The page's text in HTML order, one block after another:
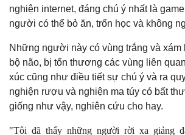
nghiện internet, đáng chú ý nhất là
người có thể bỏ ăn, trốn học và không
Những người này có vùng trắng và xám
bộ não, bị tổn thương các vùng liên
xúc cũng như điều tiết sự chú ý và ra
nghiện rượu và nghiện ma túy có bất
giống như vậy, nghiên cứu cho hay.
"Tôi đã thấy những người rời xa giảng